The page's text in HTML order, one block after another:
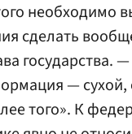
необходимо
сделать
государства.
— сухой,
того». К